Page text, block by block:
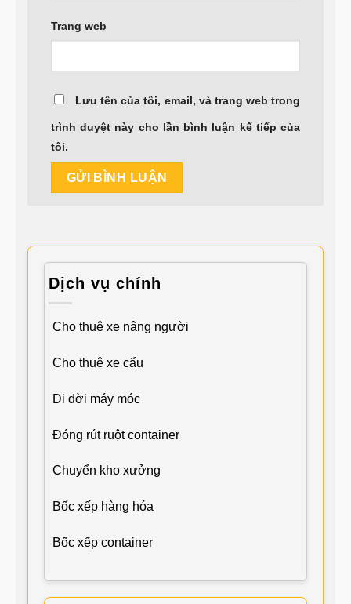
Trang web
Lưu tên của tôi, email, và trang web trong
trình duyệt này cho lần bình luận kế tiếp của
tôi.
Dịch vụ chính
Cho thuê xe nâng người
Cho thuê xe cẩu
Di dời máy móc
Đóng rút ruột container
Chuyển kho xưởng
Bốc xếp hàng hóa
Bốc xếp container